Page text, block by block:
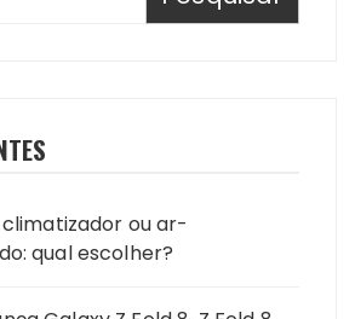
ou ar-
qual escolher?